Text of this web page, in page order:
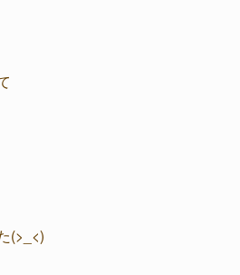
(>_<)